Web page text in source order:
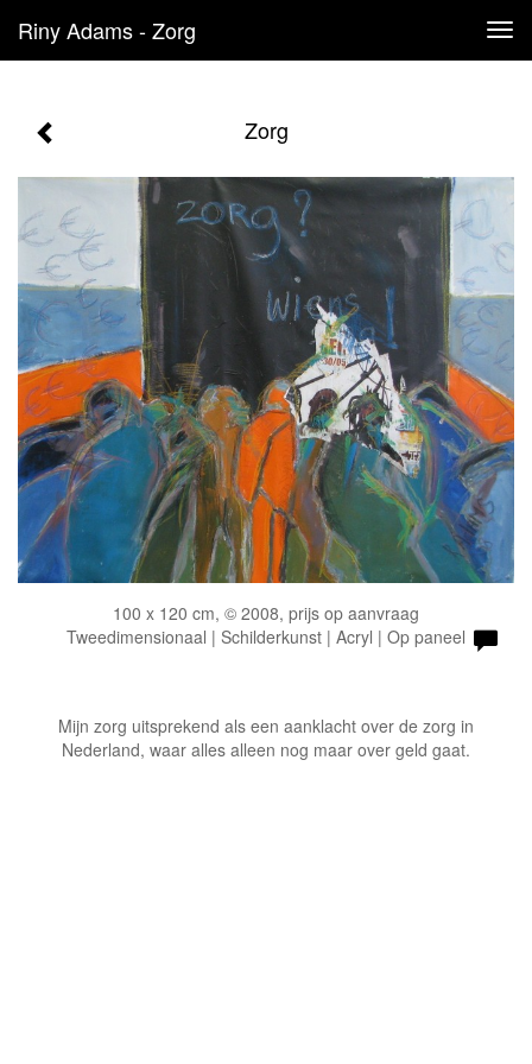
Riny Adams - Zorg
Zorg
100 x 120 cm, © 2008, prijs op aanvraag
Tweedimensionaal | Schilderkunst | Acryl | Op paneel
Mijn zorg uitsprekend als een aanklacht over de zorg in
Nederland, waar alles alleen nog maar over geld gaat.